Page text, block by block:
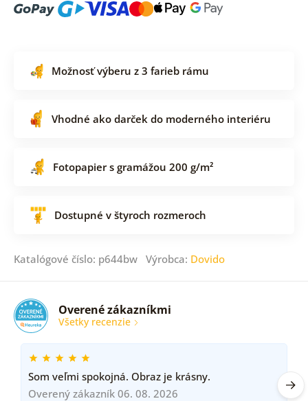
Možnosť výberu z 3 farieb rámu
Vhodné ako darček do moderného interiéru
Fotopapier s gramážou 200 g/m²
Dostupné v štyroch rozmeroch
Katalógové číslo: p644bw Výrobca: Dovido
Overené zákazníkmi
Všetky recenzie
Som veľmi spokojná. Obraz je krásny.
Overený zákazník 06. 08. 2026